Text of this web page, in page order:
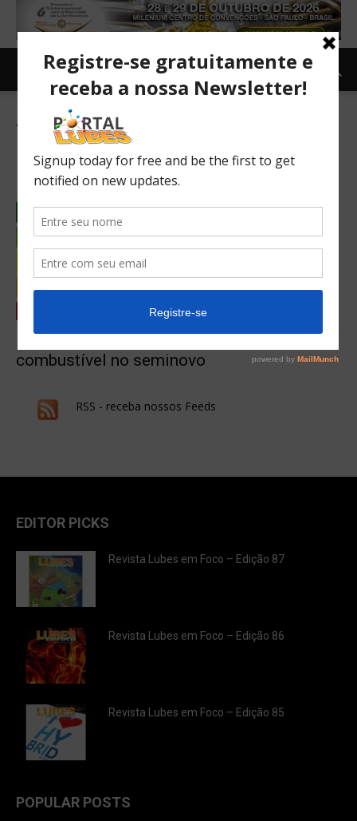
Tag: carlix
5 Dicas para diminuir o consumo de
combustível no seminovo
RSS - receba nossos Feeds
EDITOR PICKS
Revista Lubes em Foco – Edição 87
Revista Lubes em Foco – Edição 86
Revista Lubes em Foco – Edição 85
POPULAR POSTS